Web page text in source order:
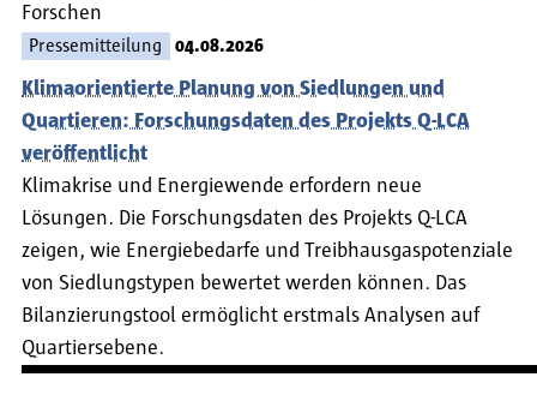
Forschen
Pressemitteilung 04.08.2026
Klimaorientierte Planung von Siedlungen und
Quartieren: Forschungsdaten des Projekts Q-LCA
veröffentlicht
Klimakrise und Energiewende erfordern neue
Lösungen. Die Forschungsdaten des Projekts Q-LCA
zeigen, wie Energiebedarfe und Treibhausgaspotenziale
von Siedlungstypen bewertet werden können. Das
Bilanzierungstool ermöglicht erstmals Analysen auf
Quartiersebene.